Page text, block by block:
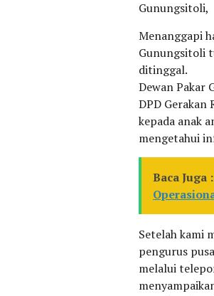
Gunungsitoli,
Menanggapi
Gunungsitoli
ditinggal.
Dewan Pakar
DPD Gerakan
kepada anak
mengetahui
Baca Juga :
Setelah kami
pengurus
melalui